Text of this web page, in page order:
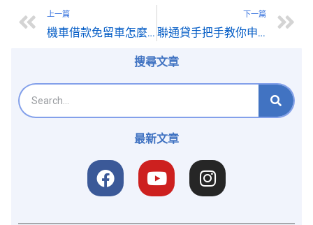
上一篇
機車借款免留車怎麼辦？聯通貸教你安全申辦不踩雷
下一篇
聯通貸手把手教你申請汽車借款免留車
搜尋文章
最新文章